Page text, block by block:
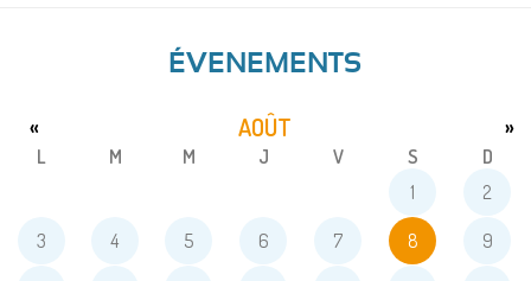
ÉVENEMENTS
AOÛT
« »
L M M J V S
D
1
2
3 4 5 6 7 8 9